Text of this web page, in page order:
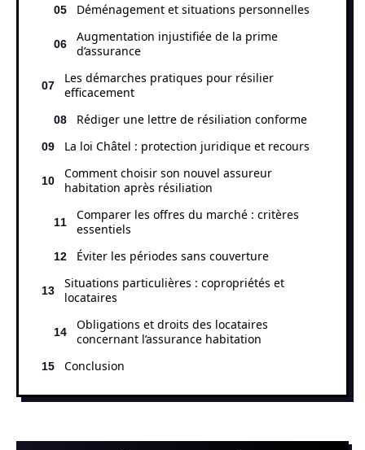
Déménagement et situations personnelles
Augmentation injustifiée de la prime
d’assurance
Les démarches pratiques pour résilier
efficacement
Rédiger une lettre de résiliation conforme
La loi Châtel : protection juridique et recours
Comment choisir son nouvel assureur
habitation après résiliation
Comparer les offres du marché : critères
essentiels
Éviter les périodes sans couverture
Situations particulières : copropriétés et
locataires
Obligations et droits des locataires
concernant l’assurance habitation
Conclusion